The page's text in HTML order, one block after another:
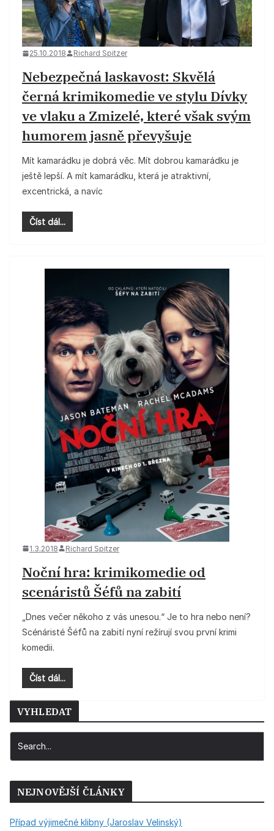
25.10.2018 Richard Spitzer
Nebezpečná laskavost: Skvělá
černá krimikomedie ve stylu Dívky
ve vlaku a Zmizelé, které však svým
humorem jasně převyšuje
Mít kamarádku je dobrá věc. Mít dobrou kamarádku je
ještě lepší. A mít kamarádku, která je atraktivní,
excentrická, a navíc
Číst dál...
1.3.2018 Richard Spitzer
Noční hra: krimikomedie od
scenáristů Šéfů na zabití
„Dnes večer někoho z vás unesou.“ Je to hra nebo není?
Scénáristé Šéfů na zabití nyní režírují svou první krimi
komedii.
Číst dál...
VYHLEDAT
NEJNOVĚJŠÍ ČLÁNKY
Případ výjimečné klibny (Jaroslav Velinský)